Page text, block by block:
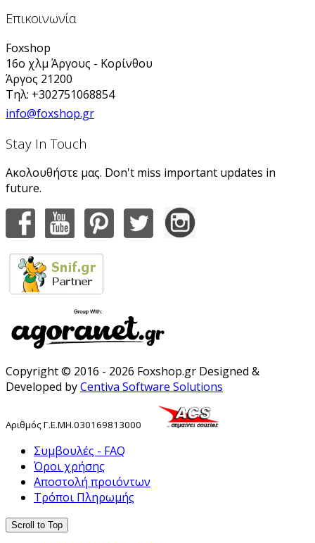
Επικοινωνία
Foxshop
16ο χλμ Άργους - Κορίνθου
Άργος 21200
Τηλ: +302751068854
info@foxshop.gr
Stay In Touch
Ακολουθήστε μας. Don't miss important updates in
future.
Copyright © 2016 - 2026 Foxshop.gr Designed &
Developed byCentiva Software Solutions
ΑριθμόςΓ.Ε.ΜΗ.030169813000
Συμβουλές - FAQ
Όροι χρήσης
Αποστολή προιόντων
Τρόποι Πληρωμής
Scroll to Top